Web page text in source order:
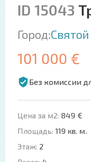
ID 15043
Город:
101 000 €
Без комиссии
Цена за м2: 849 €
Площадь: 119 кв. м.
Этаж: 2